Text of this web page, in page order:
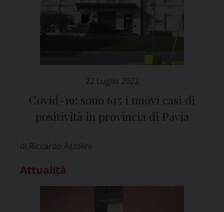
22 Luglio 2022
Covid-19: sono 615 i nuovi casi di
positività in provincia di Pavia
di Riccardo Azzolini
Attualità